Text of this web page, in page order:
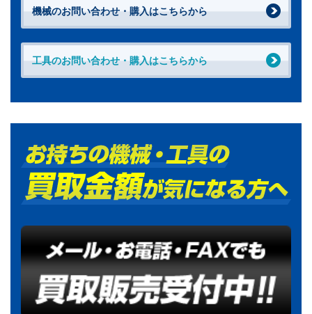
機械のお問い合わせ・購入はこちらから
工具のお問い合わせ・購入はこちらから